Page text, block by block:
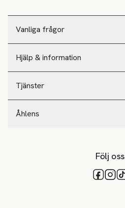
Vanliga frågor
Hjälp & information
Tjänster
Åhlens
Följ oss